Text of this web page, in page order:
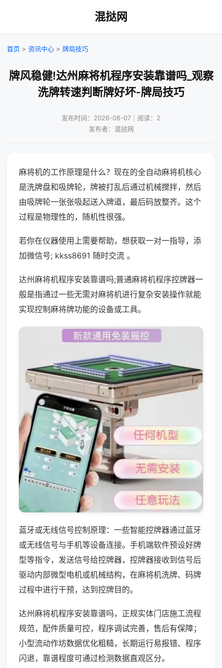
混挞网
首页 > 资讯中心 > 牌局技巧
牌风稳健!达州麻将机程序安装靠谱吗_观察
洗牌转速判断牌好坏-牌局技巧
发布时间：2026-08-07｜阅读：2
发布者：混挞网
麻将机的工作原理是什么？现在的全自动麻将机核心
是洗牌盘和吸牌轮，牌被打乱后通过机械搅拌，然后
由吸牌轮一张张吸起送入牌道，最后码放整齐。这个
过程是物理性的，随机性很强。
若你在仪器使用上需要帮助，想获取一对一指导，添
加微信号; kkss8691 随时交流 。
达州麻将机程序安装靠谱吗;普通麻将机程序控牌器一
般是指通过一些无需对麻将机进行复杂安装操作就能
实现控制麻将牌功能的设备或工具。
蓝牙或无线信号控制原理：一些智能控牌器通过蓝牙
或无线信号与手机等设备连接。手机端软件预设好牌
型等指令，发送信号给控牌器，控牌器接收到信号后
驱动内部微型电机或机械结构，在麻将机洗牌、码牌
过程中进行干预，达到控牌目的。
达州麻将机程序安装靠谱吗，正规实体门店施工流程
规范，配件质量可控，程序调试完善，售后有保障；
小型流动作坊数据优化粗糙，长期运行易报错、程序
闪退，靠谱程度可通过检测数据直观区分。